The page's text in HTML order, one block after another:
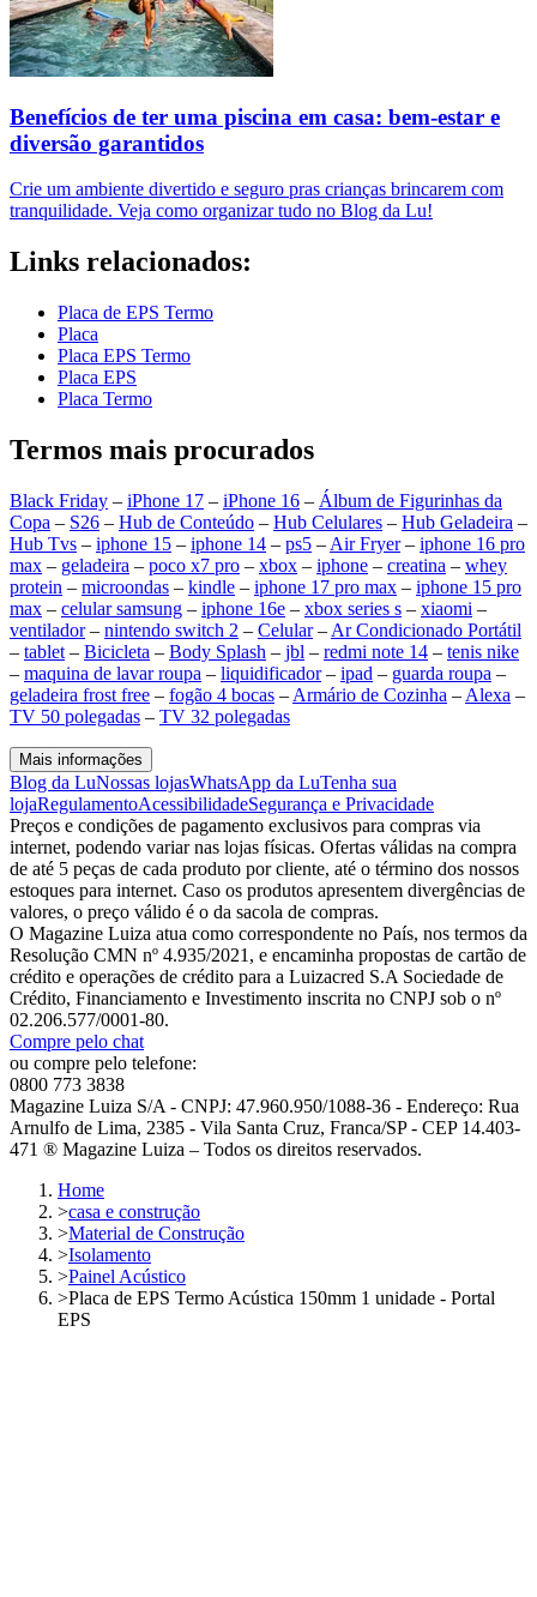
Benefícios de ter uma piscina em casa: bem-estar e
diversão garantidos
Crie um ambiente divertido e seguro pras crianças brincarem com
tranquilidade. Veja como organizar tudo no Blog da Lu!
Links relacionados:
Placa de EPS Termo
Placa
Placa EPS Termo
Placa EPS
Placa Termo
Termos mais procurados
Black Friday – iPhone 17 – iPhone 16 – Álbum de Figurinhas da
Copa – S26 – Hub de Conteúdo – Hub Celulares – Hub Geladeira –
Hub Tvs – iphone 15 – iphone 14 – ps5 – Air Fryer– iphone 16 pro
max – geladeira – poco x7 pro – xbox – iphone – creatina – whey
protein – microondas – kindle – iphone 17 pro max – iphone 15 pro
max – celular samsung – iphone 16e – xbox series s – xiaomi –
ventilador– nintendo switch 2 – Celular– Ar Condicionado Portátil
– tablet – Bicicleta – Body Splash – jbl – redmi note 14 – tenis nike
– maquina de lavar roupa – liquidificador– ipad – guarda roupa –
geladeira frost free – fogão 4 bocas – Armário de Cozinha – Alexa –
TV 50 polegadas – TV 32 polegadas
Mais informações
Blog da LuNossas lojasWhatsApp da LuTenha sua
lojaRegulamentoAcessibilidadeSegurança e Privacidade
Preços e condições de pagamento exclusivos para compras via
internet, podendo variar nas lojas físicas. Ofertas válidas na compra
de até 5 peças de cada produto por cliente, até o término dos nossos
estoques para internet. Caso os produtos apresentem divergências de
valores, o preço válido é o da sacola de compras.
O Magazine Luiza atua como correspondente no País, nos termos da
Resolução CMN nº 4.935/2021, e encaminha propostas de cartão de
crédito e operações de crédito para a Luizacred S.A Sociedade de
Crédito, Financiamento e Investimento inscrita no CNPJ sob o nº
02.206.577/0001-80.
Compre pelo chat
ou compre pelo telefone:
0800 773 3838
Magazine Luiza S/A - CNPJ: 47.960.950/1088-36 - Endereço: Rua
Arnulfo de Lima, 2385 - Vila Santa Cruz, Franca/SP - CEP 14.403-
471 ® Magazine Luiza – Todos os direitos reservados.
Home
>casa e construção
>Material de Construção
>Isolamento
>Painel Acústico
>Placa de EPS Termo Acústica 150mm 1 unidade - Portal
EPS